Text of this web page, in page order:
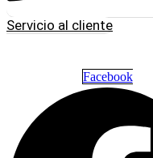
Servicio al cliente
Facebook